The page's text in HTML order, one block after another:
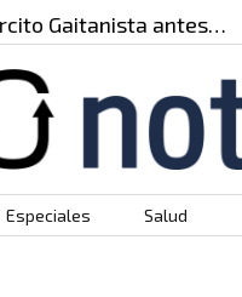
antes…
Especiales Salud